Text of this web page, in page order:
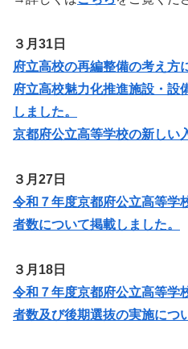
３月31日
府立高校の再編整備の考え方
府立高校魅力化推進施設・設
しました。
京都府公立高等学校の新しい
３月27日
令和７年度京都府公立高等学
者数について掲載しました。
３月18日
令和７年度京都府公立高等学
者数及び後期選抜の実施につ